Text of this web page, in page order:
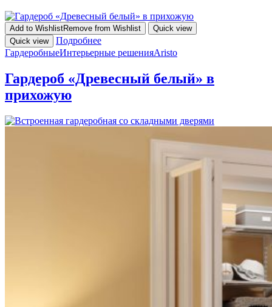
Add to WishlistRemove from Wishlist
Quick view
Quick view
Подробнее
ГардеробныеИнтерьерные решенияAristo
Гардероб «Древесный белый» в
прихожую